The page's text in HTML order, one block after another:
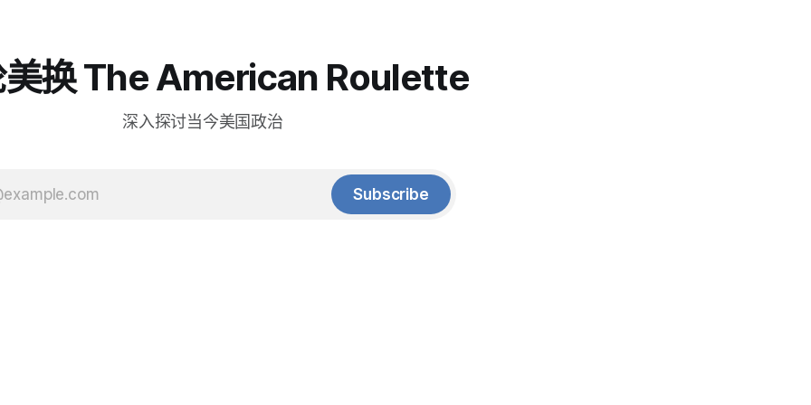
换 The American Roulette
深入探讨当今美国政治
Subscribe